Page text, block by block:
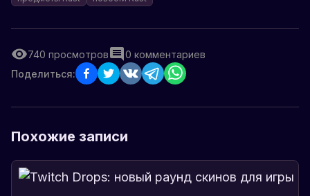
740 просмотров 0 комментариев
Поделиться:
Похожие записи